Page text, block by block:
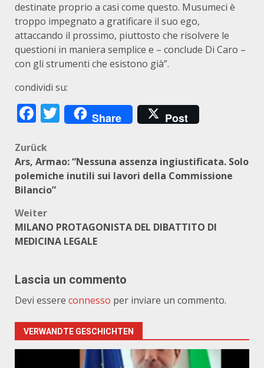
destinate proprio a casi come questo. Musumeci è
troppo impegnato a gratificare il suo ego,
attaccando il prossimo, piuttosto che risolvere le
questioni in maniera semplice e – conclude Di Caro –
con gli strumenti che esistono già”.
condividi su:
Facebook
Twitter
Share Post
Beitragsnavigation
Zurück
Ars, Armao: “Nessuna assenza ingiustificata. Solo
polemiche inutili sui lavori della Commissione
Bilancio”
Weiter
MILANO PROTAGONISTA DEL DIBATTITO DI
MEDICINA LEGALE
Lascia un commento
Devi essere connesso per inviare un commento.
VERWANDTE GESCHICHTEN